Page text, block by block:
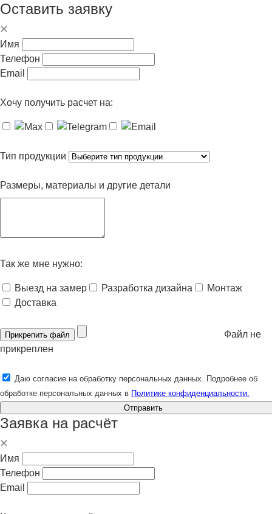
Оставить заявку
Имя
Телефон
Email
Хочу получить расчет на:
Тип продукции
Размеры, материалы и другие детали
Так же мне нужно:
Выезд на замер Разработка дизайна
Монтаж
Доставка
Прикрепить файл
Файл не
прикреплен
Даю согласие на обработку персональных данных. Подробнее об
обработке персональных данных в Политике конфиденциальности.
Отправить
Заявка на расчёт
Имя
Телефон
Email